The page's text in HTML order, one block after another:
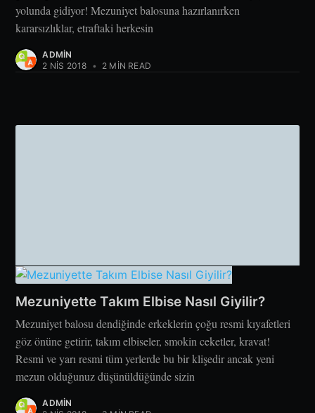
yolunda gidiyor! Mezuniyet balosuna hazırlanırken
kararsızlıklar, etraftaki herkesin
ADMIN
2 NIS 2018 • 2 MIN READ
Mezuniyette Takım Elbise Nasıl Giyilir?
Mezuniyet balosu dendiğinde erkeklerin çoğu resmi kıyafetleri
göz önüne getirir, takım elbiseler, smokin ceketler, kravat!
Resmi ve yarı resmi tüm yerlerde bu bir klişedir ancak yeni
mezun olduğunuz düşünüldüğünde sizin
ADMIN